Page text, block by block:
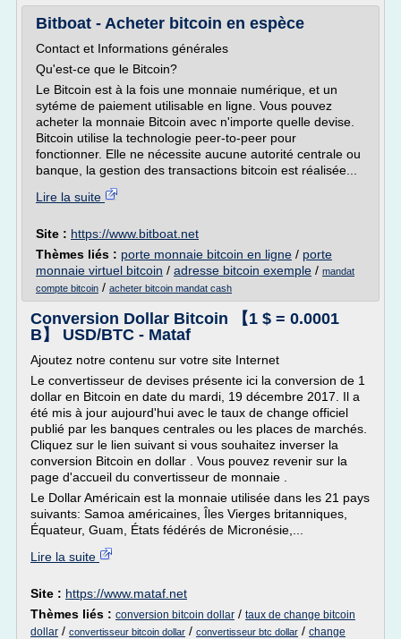
Bitboat - Acheter bitcoin en espèce
Contact et Informations générales
Qu'est-ce que le Bitcoin?
Le Bitcoin est à la fois une monnaie numérique, et un
sytéme de paiement utilisable en ligne. Vous pouvez
acheter la monnaie Bitcoin avec n'importe quelle devise.
Bitcoin utilise la technologie peer-to-peer pour
fonctionner. Elle ne nécessite aucune autorité centrale ou
banque, la gestion des transactions bitcoin est réalisée...
Lire la suite
Site : https://www.bitboat.net
Thèmes liés : porte monnaie bitcoin en ligne / porte
monnaie virtuel bitcoin / adresse bitcoin exemple / mandat
compte bitcoin / acheter bitcoin mandat cash
Conversion Dollar Bitcoin 【1 $ = 0.0001
B】 USD/BTC - Mataf
Ajoutez notre contenu sur votre site Internet
Le convertisseur de devises présente ici la conversion de 1
dollar en Bitcoin en date du mardi, 19 décembre 2017. Il a
été mis à jour aujourd'hui avec le taux de change officiel
publié par les banques centrales ou les places de marchés.
Cliquez sur le lien suivant si vous souhaitez inverser la
conversion Bitcoin en dollar . Vous pouvez revenir sur la
page d'accueil du convertisseur de monnaie .
Le Dollar Américain est la monnaie utilisée dans les 21 pays
suivants: Samoa américaines, Îles Vierges britanniques,
Équateur, Guam, États fédérés de Micronésie,...
Lire la suite
Site : https://www.mataf.net
Thèmes liés : conversion bitcoin dollar / taux de change bitcoin
dollar / convertisseur bitcoin dollar / convertisseur btc dollar / change